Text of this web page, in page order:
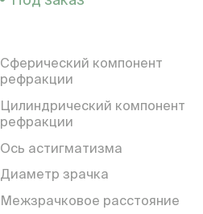
Сферический компонент
рефракции
Цилиндрический компонент
рефракции
Ось астигматизма
Диаметр зрачка
Межзрачковое расстояние